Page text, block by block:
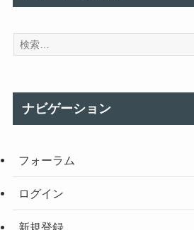
ナビゲーション
フォーラム
ログイン
新規登録